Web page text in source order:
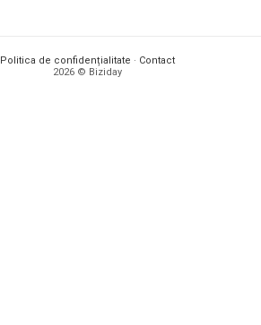
Politica de confidențialitate · Contact
2026 © Biziday